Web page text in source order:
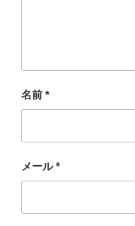
名前 *
メール*